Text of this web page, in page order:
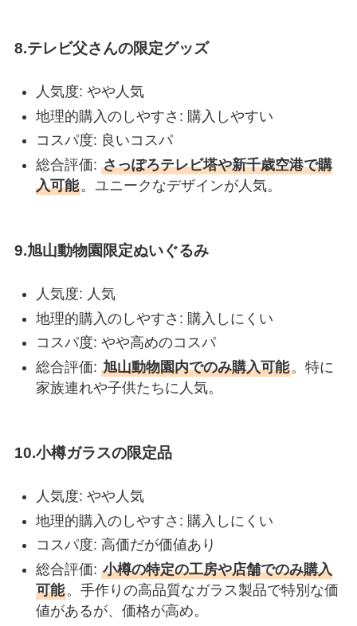
8.テレビ父さんの限定グッズ
人気度: やや人気
地理的購入のしやすさ: 購入しやすい
コスパ度: 良いコスパ
総合評価: さっぽろテレビ塔や新千歳空港で購
入可能。ユニークなデザインが人気。
9.旭山動物園限定ぬいぐるみ
人気度: 人気
地理的購入のしやすさ: 購入しにくい
コスパ度: やや高めのコスパ
総合評価: 旭山動物園内でのみ購入可能。特に
家族連れや子供たちに人気。
10.小樽ガラスの限定品
人気度: やや人気
地理的購入のしやすさ: 購入しにくい
コスパ度: 高価だが価値あり
総合評価: 小樽の特定の工房や店舗でのみ購入
可能。手作りの高品質なガラス製品で特別な価
値があるが、価格が高め。